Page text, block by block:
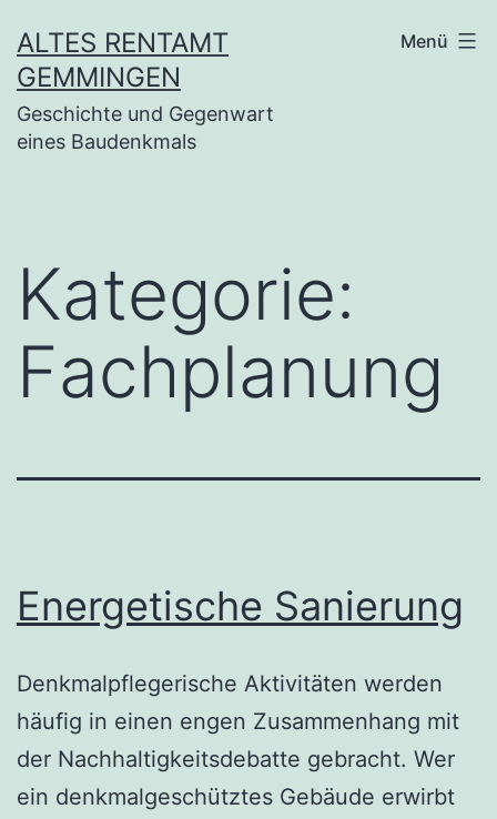
Inhalt
springen
ALTES RENTAMT
GEMMINGEN
Geschichte und Gegenwart
eines Baudenkmals
Menü
Kategorie:
Fachplanung
Energetische Sanierung
Denkmalpflegerische Aktivitäten werden
häufig in einen engen Zusammenhang mit
der Nachhaltigkeitsdebatte gebracht. Wer
ein denkmalgeschütztes Gebäude erwirbt